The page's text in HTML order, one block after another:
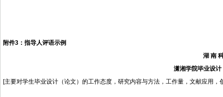
附件3：指导人评语示例
湖 南
潇湘学院毕业设
[主要对学生毕业设计（论文）的工作态度，研究内容与方法，工作量，文献应用